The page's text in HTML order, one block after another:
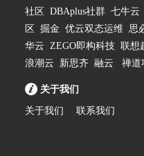
社区
DBAplus社群 七牛云
区
掘金 优云双态运维 思
华云 ZEGO即构科技 联想
浪潮云
新思齐 融云 禅道
关于我们
关于我们 联系我们